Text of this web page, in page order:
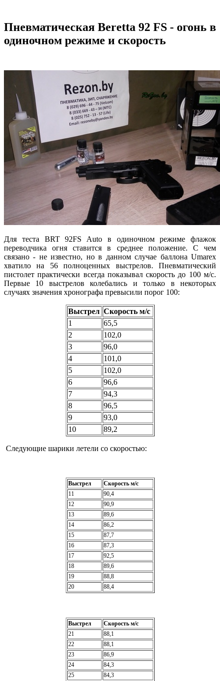
Пневматическая Beretta 92 FS - огонь в
одиночном режиме и скорость
Для теста BRT 92FS Auto в одиночном режиме флажок
переводчика огня ставится в среднее положение. С чем
связано - не известно, но в данном случае баллона Umarex
хватило на 56 полноценных выстрелов. Пневматический
пистолет практически всегда показывал скорость до 100 м/с.
Первые 10 выстрелов колебались и только в некоторых
случаях значения хронографа превысили порог 100:
Выстрел Скорость м/с
1
65,5
2
102,0
3
96,0
4
101,0
5
102,0
6
96,6
7
94,3
8
96,5
9
93,0
10
89,2
Следующие шарики летели со скоростью:
Выстрел
Скорость м/с
11
90,4
12
90,9
13
89,6
14
86,2
15
87,7
16
87,3
17
92,5
18
89,6
19
88,8
20
88,4
Выстрел
Скорость м/с
21
88,1
22
88,1
23
86,9
24
84,3
25
84,3